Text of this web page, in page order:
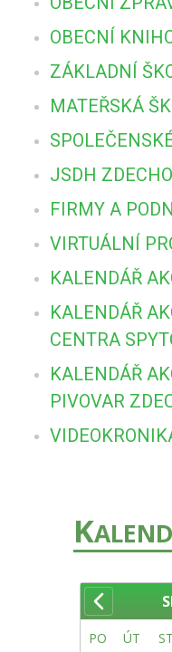
OBECNÍ
ZÁKLADNÍ
MATEŘSKÁ
JSDH
FIRMY A
VIRTUÁLNÍ
KALENDÁŘ
KALENDÁŘ
CENTRA
KALENDÁŘ
PIVOVAR
K
PO ÚT ST